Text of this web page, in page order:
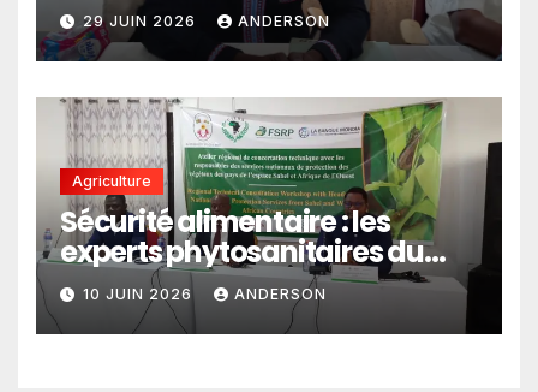
29 JUIN 2026 ANDERSON
Agriculture
Sécurité alimentaire : les
experts phytosanitaires du
Sahel et d’Afrique de l’Ouest
en conclave à Lomé
10 JUIN 2026 ANDERSON